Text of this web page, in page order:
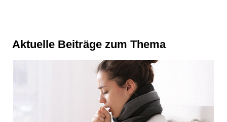
Aktuelle Beiträge zum Thema